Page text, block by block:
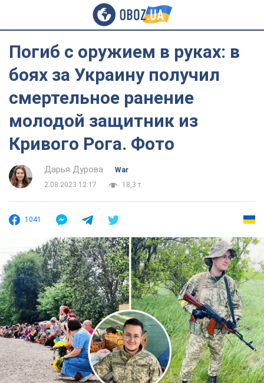
Погиб с оружием в руках: в
боях за Украину получил
смертельное ранение
молодой защитник из
Кривого Рога. Фото
Дарья Дурова
War
2.08.2023 12:17
18,3 т.
1041